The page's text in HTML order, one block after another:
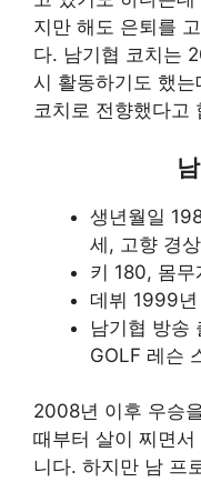
지만 해도 은퇴를
다. 남기협 코치는
시 활동하기도 했
코치로 전향했다고
생년월일
세, 고향 경
키 180, 몸
데뷔 1999년
남기협 방송
GOLF 레슨
2008년 이후 우승
때부터 살이 찌면
니다. 하지만 남 프